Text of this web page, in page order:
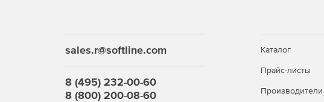
sales.r@softline.com
8 (495) 232-00-60
8 (800) 200-08-60
Каталог
Прайс-листы
Производители